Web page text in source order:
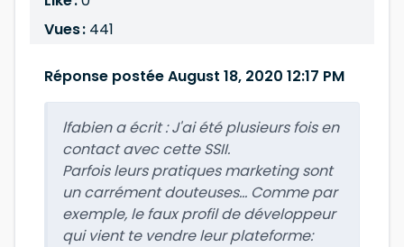
Vues : 441
Réponse postée August 18, 2020 12:17 PM
lfabien a écrit :J'ai été plusieurs fois en
contact avec cette SSII.
Parfois leurs pratiques marketing sont
un carrément douteuses... Comme par
exemple, le faux profil de développeur
qui vient te vendre leur plateforme: